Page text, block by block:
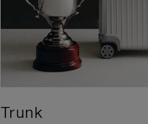
Trunk